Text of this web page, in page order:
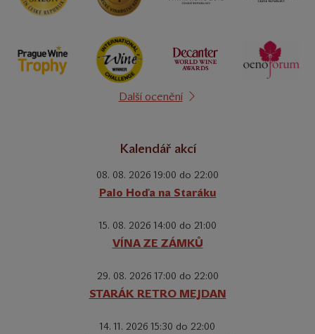
Další ocenění
Kalendář akcí
08. 08. 2026 19:00 do 22:00
Palo Hoďa na Staráku
15. 08. 2026 14:00 do 21:00
VÍNA ZE ZÁMKŮ
29. 08. 2026 17:00 do 22:00
STARÁK RETRO MEJDAN
14. 11. 2026 15:30 do 22:00